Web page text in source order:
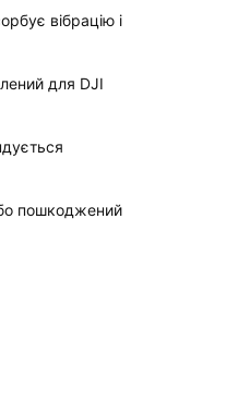
вібрацію і
для DJI
пошкоджений